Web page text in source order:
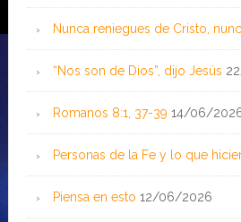
Nunca reniegues de Cristo,
“Nos son de Dios”, dijo Jesús
Romanos 8:1, 37-39 14/06/
Personas de la Fe y lo que
Piensa en esto 12/06/2026